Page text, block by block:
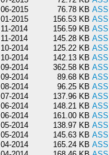
06-2015 76.78 KB
01-2015 156.53 KB
11-2014 156.59 KB
11-2014 145.28 KB
10-2014 125.22 KB
10-2014 142.13 KB
09-2014 362.58 KB
09-2014 89.68 KB
08-2014 96.25 KB
07-2014 137.96 KB
06-2014 148.21 KB
06-2014 161.00 KB
05-2014 138.97 KB
05-2014 145.63 KB
04-2014 165.24 KB